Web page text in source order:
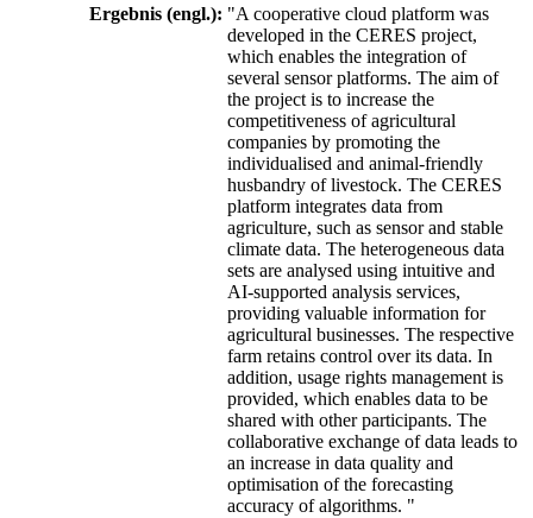
Ergebnis (engl.): "A cooperative cloud platform was
developed in the CERES project,
which enables the integration of
several sensor platforms. The aim of
the project is to increase the
competitiveness of agricultural
companies by promoting the
individualised and animal-friendly
husbandry of livestock. The CERES
platform integrates data from
agriculture, such as sensor and stable
climate data. The heterogeneous data
sets are analysed using intuitive and
AI-supported analysis services,
providing valuable information for
agricultural businesses. The respective
farm retains control over its data. In
addition, usage rights management is
provided, which enables data to be
shared with other participants. The
collaborative exchange of data leads to
an increase in data quality and
optimisation of the forecasting
accuracy of algorithms. "